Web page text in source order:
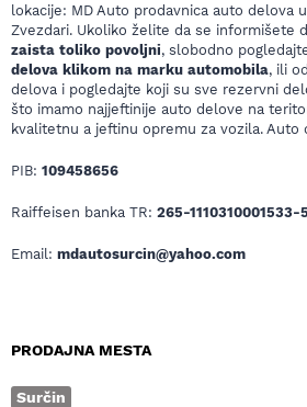
lokacije: MD Auto prodavnica auto delova
Zvezdari. Ukoliko želite da se informišete
zaista toliko povoljni, slobodno
delova klikom na marku automobila, ili
delova i pogledajte koji su sve rezervni
što imamo najjeftinije auto delove na
kvalitetnu a jeftinu opremu za vozila. Auto
PIB: 109458656
Raiffeisen banka TR: 265-1110310001533-
Email: mdautosurcin@yahoo.com
PRODAJNA MESTA
Surčin